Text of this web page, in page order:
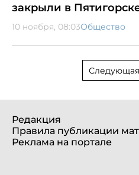
закрыли в
10 ноября, 08:03Общество
Редакция
Правила публикации
Реклама на портале